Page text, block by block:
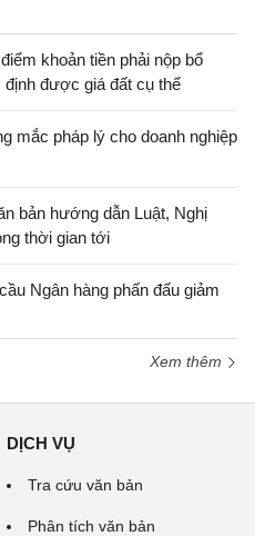
khoản tiền phải nộp bổ
được giá đất cụ thể
mắc pháp lý cho doanh nghiệp
bản hướng dẫn Luật, Nghị
thời gian tới
Ngân hàng phấn đấu giảm
Xem thêm
DỊCH VỤ
Tra cứu văn bản
Phân tích văn bản